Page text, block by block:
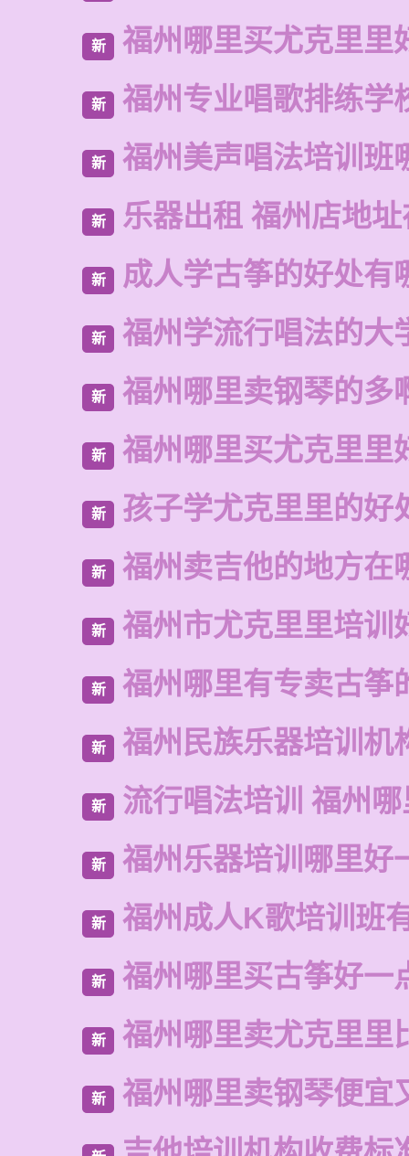
新 福州哪里买尤克里里
新 福州专业唱歌排练学
新 福州美声唱法培训班
新 乐器出租 福州店地
新 成人学古筝的好处有
新 福州学流行唱法的大
新 福州哪里卖钢琴的多
新 福州哪里买尤克里里
新 孩子学尤克里里的好
新 福州卖吉他的地方在
新 福州市尤克里里培训
新 福州哪里有专卖古筝
新 福州民族乐器培训机
新 流行唱法培训 福州
新 福州乐器培训哪里好
新 福州成人K歌培训班
新 福州哪里买古筝好一
新 福州哪里卖尤克里里
新 福州哪里卖钢琴便宜